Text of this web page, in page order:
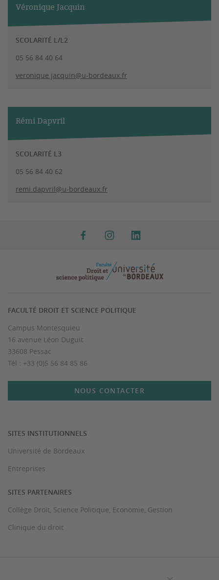
Véronique Jacquin
SCOLARITÉ L/L2
05 56 84 40 64
veronique.jacquin@u-bordeaux.fr
Rémi Dapvril
SCOLARITÉ L3
05 56 84 40 62
remi.dapvril@u-bordeaux.fr
FACULTÉ DROIT ET SCIENCE POLITIQUE
Campus Montesquieu
16 avenue Léon Duguit
33608 Pessac
Tél : +33 (0)5 56 84 85 86
NOUS CONTACTER
SITES INSTITUTIONNELS
Université de Bordeaux
Entreprises
SITES PARTENAIRES
Collège Droit, Science Politique, Economie, Gestion
Clinique du droit